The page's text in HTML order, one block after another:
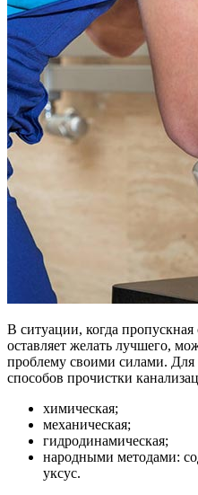
В ситуации, когда пропускная
оставляет желать лучшего,
проблему своими силами. Для
способов прочистки
химическая;
механическая;
гидродинамическая;
народными методами:
уксус.